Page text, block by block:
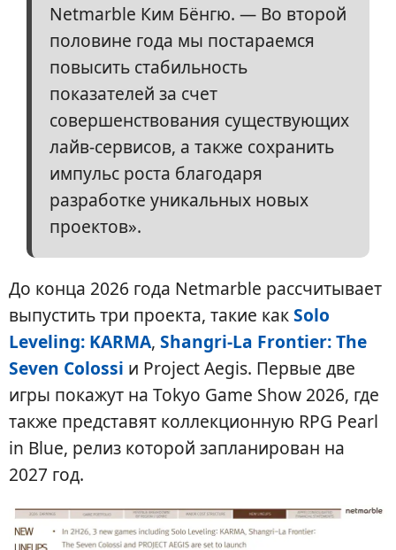
Netmarble Ким Бёнгю. — Во второй
половине года мы постараемся
повысить стабильность
показателей за счет
совершенствования существующих
лайв-сервисов, а также сохранить
импульс роста благодаря
разработке уникальных новых
проектов».
До конца 2026 года Netmarble рассчитывает
выпустить три проекта, такие какSolo
Leveling: KARMA, Shangri-La Frontier: The
Seven Colossi и Project Aegis. Первые две
игры покажут на Tokyo Game Show 2026, где
также представят коллекционную RPG Pearl
in Blue, релиз которой запланирован на
2027 год.